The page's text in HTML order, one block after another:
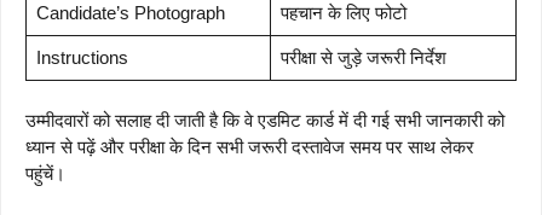
Candidate’s Photograph पहचान के लिए फोटो
Instructions परीक्षा से जुड़े जरूरी निर्देश
उम्मीदवारों को सलाह दी जाती है कि वे एडमिट कार्ड में दी गई सभी जानकारी को
ध्यान से पढ़ें और परीक्षा के दिन सभी जरूरी दस्तावेज समय पर साथ लेकर
पहुंचें।